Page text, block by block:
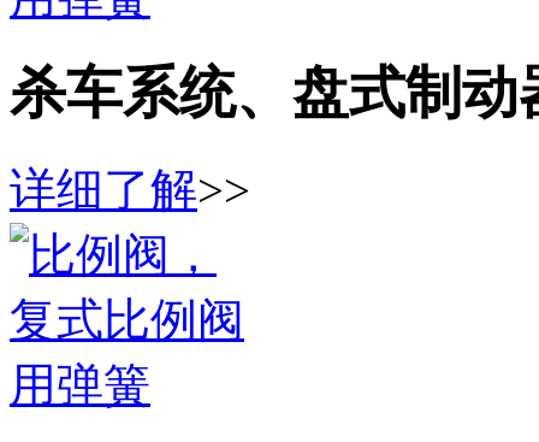
杀车系统、盘式制动
详细了解>>